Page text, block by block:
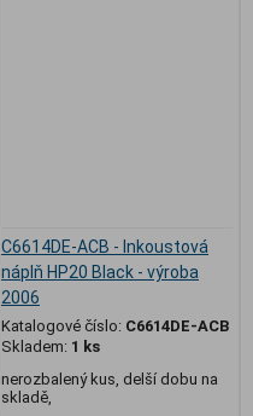
C6614DE-ACB - Inkoustová
náplň HP20 Black - výroba
2006
Katalogové číslo: C6614DE-ACB
Skladem: 1 ks
nerozbalený kus, delší dobu na
skladě,